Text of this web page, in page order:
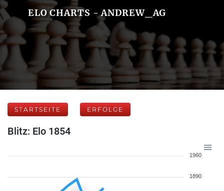
ELO CHARTS - ANDREW_AG
STARTSEITE ERFOLGE
Blitz: Elo 1854
1960
1890